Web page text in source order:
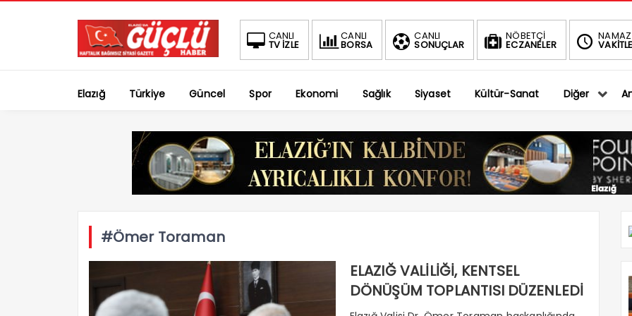
CANLI
TV İZLE
CANLI
BORSA
CANLI
SONUÇLAR
NÖBETÇİ
ECZANELER
NAMAZ
BIST
-0.75%
Elazığ Türkiye Güncel Spor Ekonomi Sağlık Siyaset Kültür-Sanat Diğer
#Ömer Toraman
ELAZIĞ VALİLİĞİ, KENTSEL
DÖNÜŞÜM TOPLANTISI DÜZENLEDİ